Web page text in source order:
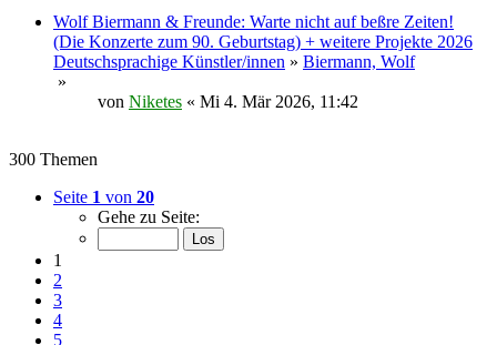
Wolf Biermann & Freunde: Warte nicht auf beßre Zeiten!
(Die Konzerte zum 90. Geburtstag) + weitere Projekte 2026
Deutschsprachige Künstler/innen » Biermann, Wolf
»
von Niketes « Mi 4. Mär 2026, 11:42
300 Themen
Seite 1 von 20
Gehe zu Seite:
1
2
3
4
5